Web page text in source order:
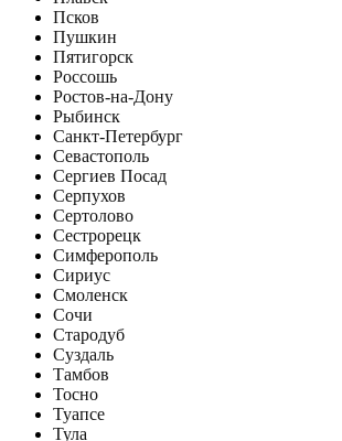
Псков
Пушкин
Пятигорск
Россошь
Ростов-на-Дону
Рыбинск
Санкт-Петербург
Севастополь
Сергиев Посад
Серпухов
Сертолово
Сестрорецк
Симферополь
Сириус
Смоленск
Сочи
Стародуб
Суздаль
Тамбов
Тосно
Туапсе
Тула